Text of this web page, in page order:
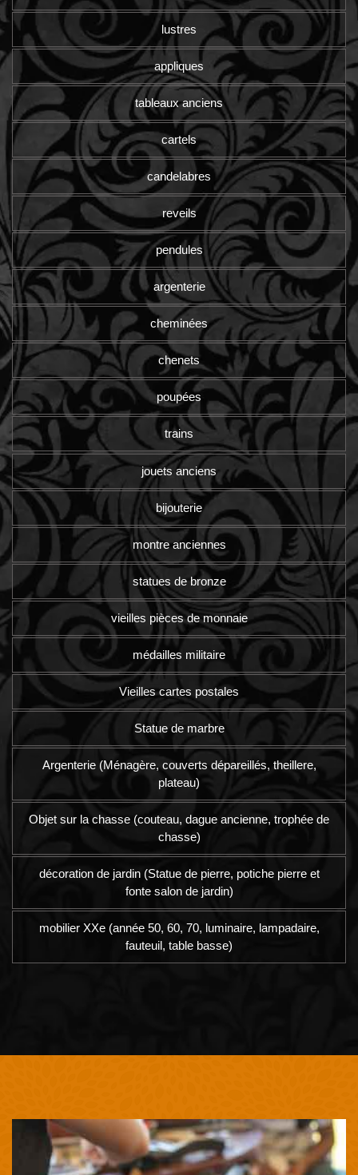
lustres
appliques
tableaux anciens
cartels
candelabres
reveils
pendules
argenterie
cheminées
chenets
poupées
trains
jouets anciens
bijouterie
montre anciennes
statues de bronze
vieilles pièces de monnaie
médailles militaire
Vieilles cartes postales
Statue de marbre
Argenterie (Ménagère, couverts dépareillés, theillere,
plateau)
Objet sur la chasse (couteau, dague ancienne, trophée de
chasse)
décoration de jardin (Statue de pierre, potiche pierre et
fonte salon de jardin)
mobilier XXe (année 50, 60, 70, luminaire, lampadaire,
fauteuil, table basse)